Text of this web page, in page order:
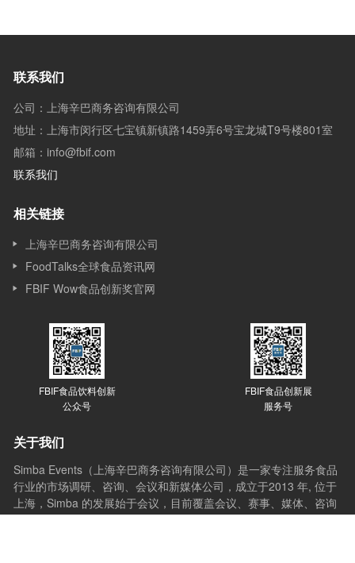
联系我们
公司：上海辛巴商务咨询有限公司
地址：上海市闵行区七宝镇新镇路1459弄6号宝龙城T9号楼801室
邮箱：info@fbif.com
联系我们
相关链接
上海辛巴商务咨询有限公司
FoodTalks全球食品资讯网
FBIF Wow食品创新奖官网
FBIF食品饮料创新
公众号
FBIF食品创新展
服务号
关于我们
Simba Events（上海辛巴商务咨询有限公司）是一家专注服务食品
行业的市场调研、咨询、会议和新媒体公司，成立于2013 年, 位于
上海，Simba 的发展始于会议，目前覆盖会议、赛事、媒体、咨询
和培训等多个版块。Simba的会议理念是：会议的价值在于通过分